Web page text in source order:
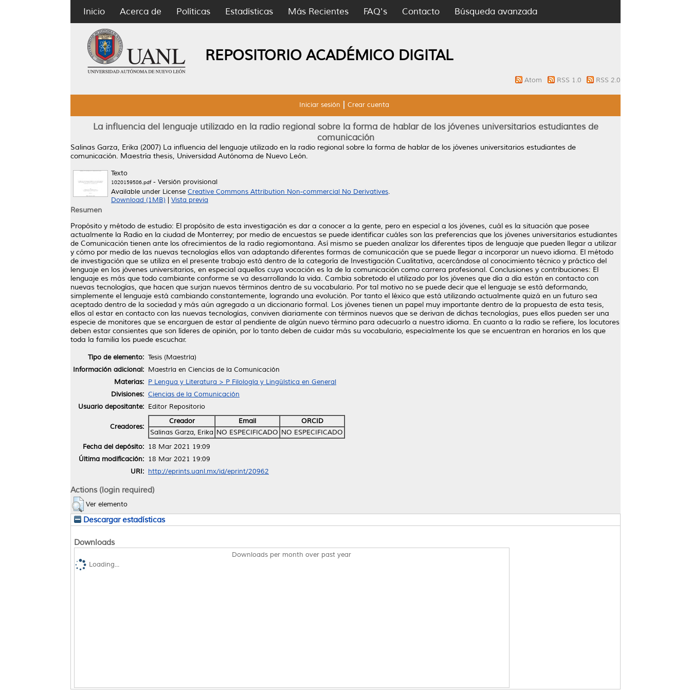
Inicio Acerca de Políticas Estadísticas Más Recientes FAQ's Contacto Búsqueda avanzada
REPOSITORIO ACADÉMICO DIGITAL
Atom RSS 1.0 RSS 2.0
Iniciar sesión Crear cuenta
La influencia del lenguaje utilizado en la radio regional sobre la forma de hablar de los jóvenes universitarios estudiantes de
comunicación
Salinas Garza, Erika (2007) La influencia del lenguaje utilizado en la radio regional sobre la forma de hablar de los jóvenes universitarios estudiantes de
comunicación. Maestría thesis, Universidad Autónoma de Nuevo León.
Texto
1020159586.pdf- Versión provisional
Available under License Creative Commons Attribution Non-commercial No Derivatives.
Download (1MB)
Vista previa
Resumen
Propósito y método de estudio: El propósito de esta investigación es dar a conocer a la gente, pero en especial a los jóvenes, cuál es la situación que posee
actualmente la Radio en la ciudad de Monterrey; por medio de encuestas se puede identificar cuáles son las preferencias que los jóvenes universitarios estudiantes
de Comunicación tienen ante los ofrecimientos de la radio regiomontana. Así mismo se pueden analizar los diferentes tipos de lenguaje que pueden llegar a utilizar
y cómo por medio de las nuevas tecnologías ellos van adaptando diferentes formas de comunicación que se puede llegar a incorporar un nuevo idioma. El método
de investigación que se utiliza en el presente trabajo está dentro de la categoría de Investigación Cualitativa, acercándose al conocimiento técnico y práctico del
lenguaje en los jóvenes universitarios, en especial aquellos cuya vocación es la de la comunicación como carrera profesional. Conclusiones y contribuciones: El
lenguaje es más que todo cambiante conforme se va desarrollando la vida. Cambia sobretodo el utilizado por los jóvenes que día a día están en contacto con
nuevas tecnologías, que hacen que surjan nuevos términos dentro de su vocabulario. Por tal motivo no se puede decir que el lenguaje se está deformando,
simplemente el lenguaje está cambiando constantemente, logrando una evolución. Por tanto el léxico que está utilizando actualmente quizá en un futuro sea
aceptado dentro de la sociedad y más aún agregado a un diccionario formal. Los jóvenes tienen un papel muy importante dentro de la propuesta de esta tesis,
ellos al estar en contacto con las nuevas tecnologías, conviven diariamente con términos nuevos que se derivan de dichas tecnologías, pues ellos pueden ser una
especie de monitores que se encarguen de estar al pendiente de algún nuevo término para adecuarlo a nuestro idioma. En cuanto a la radio se refiere, los locutores
deben estar consientes que son líderes de opinión, por lo tanto deben de cuidar más su vocabulario, especialmente los que se encuentran en horarios en los que
toda la familia los puede escuchar.
Tipo de elemento: Tesis (Maestría)
Información adicional: Maestría en Ciencias de la Comunicación
Materias: P Lengua y Literatura > P Filología y Lingüística en General
Divisiones: Ciencias de la Comunicación
Usuario depositante: Editor Repositorio
Creadores:
Creador Email
ORCID
Salinas Garza, Erika NO ESPECIFICADO NO ESPECIFICADO
Fecha del depósito: 18 Mar 2021 19:09
Última modificación: 18 Mar 2021 19:09
URI: http://eprints.uanl.mx/id/eprint/20962
Actions (login required)
Ver elemento
Descargar estadísticas
Downloads
Downloads per month over past year
Loading...